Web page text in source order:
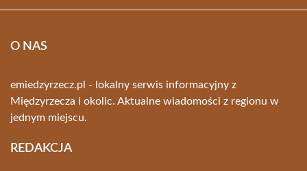
O NAS
emiedzyrzecz.pl - lokalny serwis informacyjny z
Międzyrzecza i okolic. Aktualne wiadomości z regionu w
jednym miejscu.
REDAKCJA